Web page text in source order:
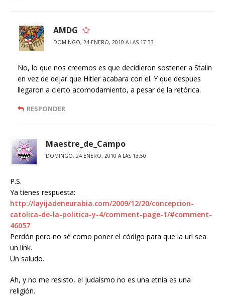
AMDG
DOMINGO, 24 ENERO, 2010 A LAS 17:33
No, lo que nos creemos es que decidieron sostener a Stalin
en vez de dejar que Hitler acabara con el. Y que despues
llegaron a cierto acomodamiento, a pesar de la retórica.
RESPONDER
Maestre_de_Campo
DOMINGO, 24 ENERO, 2010 A LAS 13:50
P.S.
Ya tienes respuesta:
http://layijadeneurabia.com/2009/12/20/concepcion-
catolica-de-la-politica-y-4/comment-page-1/#comment-
46057
Perdón pero no sé como poner el código para que la url sea
un link.
Un saludo.
Ah, y no me resisto, el judaísmo no es una etnia es una
religión.